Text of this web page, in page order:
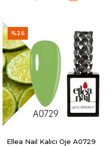
Ellea Nail Kalıcı Oje A0729
%26